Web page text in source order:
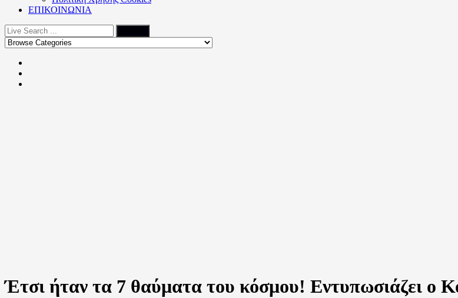
ΕΠΙΚΟΙΝΩΝΙΑ
Έτσι ήταν τα 7 θαύματα του κόσμου! Εντυπωσιάζει ο